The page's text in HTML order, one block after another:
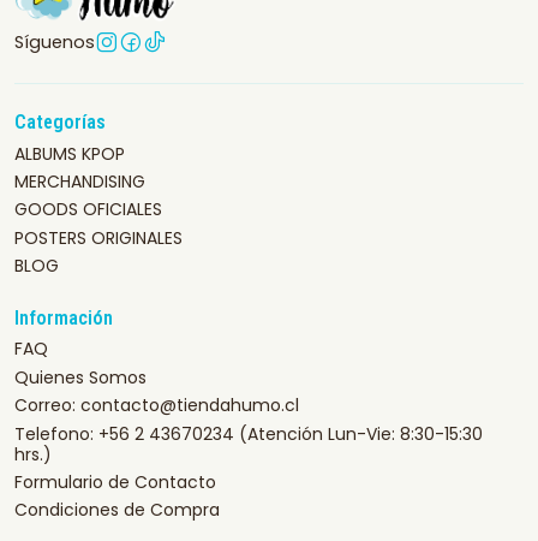
Síguenos
Categorías
ALBUMS KPOP
MERCHANDISING
GOODS OFICIALES
POSTERS ORIGINALES
BLOG
Información
FAQ
Quienes Somos
Correo: contacto@tiendahumo.cl
Telefono: +56 2 43670234 (Atención Lun-Vie: 8:30-15:30
hrs.)
Formulario de Contacto
Condiciones de Compra